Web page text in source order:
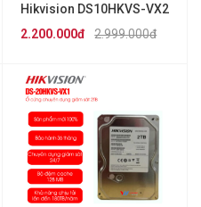
Hikvision DS10HKVS-VX2
(Ổ 2.5 inch)
2.999.000đ
2.200.000đ